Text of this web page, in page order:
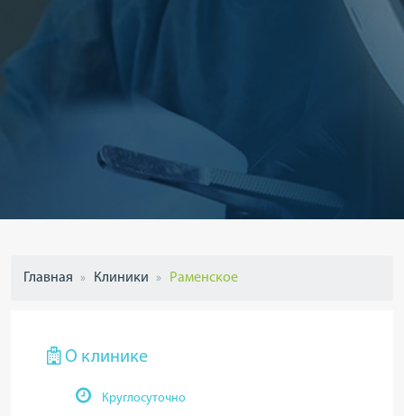
Главная Клиники Раменское
О клинике
Круглосуточно